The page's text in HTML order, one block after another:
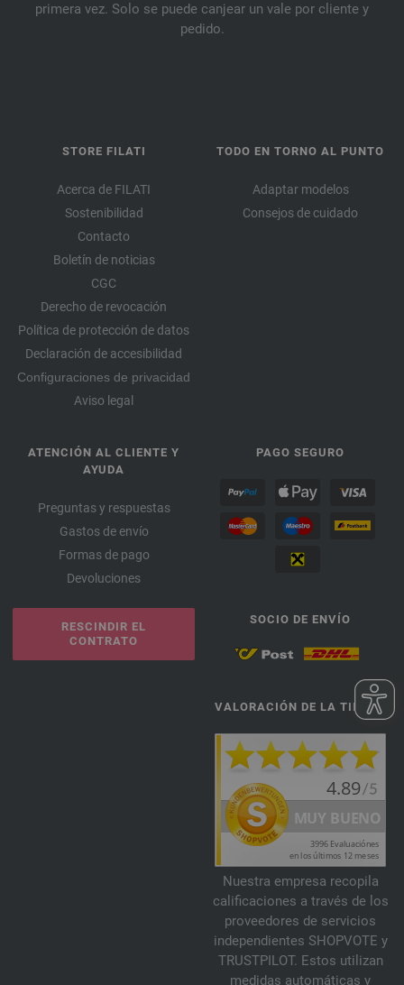
primera vez. Solo se puede canjear un vale por cliente y
pedido.
STORE FILATI
Acerca de FILATI
Sostenibilidad
Contacto
Boletín de noticias
CGC
Derecho de revocación
Política de protección de datos
Declaración de accesibilidad
Configuraciones de privacidad
Aviso legal
TODO EN TORNO AL PUNTO
Adaptar modelos
Consejos de cuidado
ATENCIÓN AL CLIENTE Y
AYUDA
Preguntas y respuestas
Gastos de envío
Formas de pago
Devoluciones
RESCINDIR EL
CONTRATO
PAGO SEGURO
SOCIO DE ENVÍO
VALORACIÓN DE LA TIENDA
Nuestra empresa recopila
calificaciones a través de los
proveedores de servicios
independientes SHOPVOTE y
TRUSTPILOT. Estos utilizan
medidas automáticas y